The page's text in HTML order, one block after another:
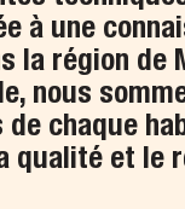
à une
la région de
nous
chaque
qualité et le